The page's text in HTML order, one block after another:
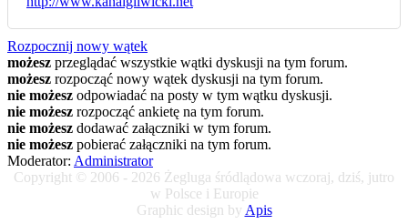
Rozpocznij nowy wątek
możesz przeglądać wszystkie wątki dyskusji na tym forum.
możesz rozpocząć nowy wątek dyskusji na tym forum.
nie możesz odpowiadać na posty w tym wątku dyskusji.
nie możesz rozpocząć ankietę na tym forum.
nie możesz dodawać załączniki w tym forum.
nie możesz pobierać załączniki na tym forum.
Moderator: Administrator
Copyright © 2006 - 2026 Żegluga śródlądowa wczoraj, dziś, jutro
w Polsce i Europie
Graphic design by Apis